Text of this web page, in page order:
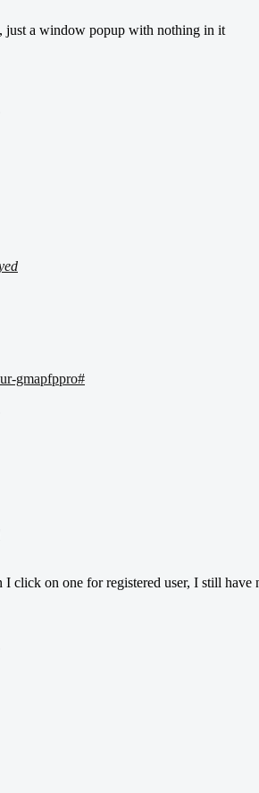
just a window popup with nothing in it
gmapfppro#
click on one for registered user, I still